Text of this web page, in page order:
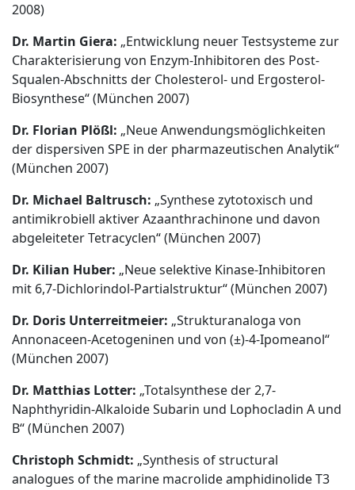
2008)
Dr. Martin Giera: „Entwicklung neuer Testsysteme zur
Charakterisierung von Enzym-Inhibitoren des Post-
Squalen-Abschnitts der Cholesterol- und Ergosterol-
Biosynthese“ (München 2007)
Dr. Florian Plößl: „Neue Anwendungsmöglichkeiten
der dispersiven SPE in der pharmazeutischen Analytik“
(München 2007)
Dr. Michael Baltrusch: „Synthese zytotoxisch und
antimikrobiell aktiver Azaanthrachinone und davon
abgeleiteter Tetracyclen“ (München 2007)
Dr. Kilian Huber: „Neue selektive Kinase-Inhibitoren
mit 6,7-Dichlorindol-Partialstruktur“ (München 2007)
Dr. Doris Unterreitmeier: „Strukturanaloga von
Annonaceen-Acetogeninen und von (±)-4-Ipomeanol“
(München 2007)
Dr. Matthias Lotter: „Totalsynthese der 2,7-
Naphthyridin-Alkaloide Subarin und Lophocladin A und
B“ (München 2007)
Christoph Schmidt: „Synthesis of structural
analogues of the marine macrolide amphidinolide T3